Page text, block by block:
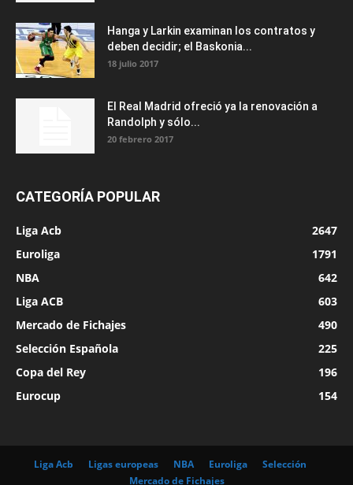
Hanga y Larkin examinan los contratos y
deben decidir; el Baskonia...
18 julio 2017
El Real Madrid ofreció ya la renovación a
Randolph y sólo...
20 febrero 2017
CATEGORÍA POPULAR
Liga Acb
2647
Euroliga
1791
NBA
642
Liga ACB
603
Mercado de Fichajes
490
Selección Española
225
Copa del Rey
196
Eurocup
154
Liga Acb Ligas europeas NBA Euroliga
Selección
Mercado de Fichajes